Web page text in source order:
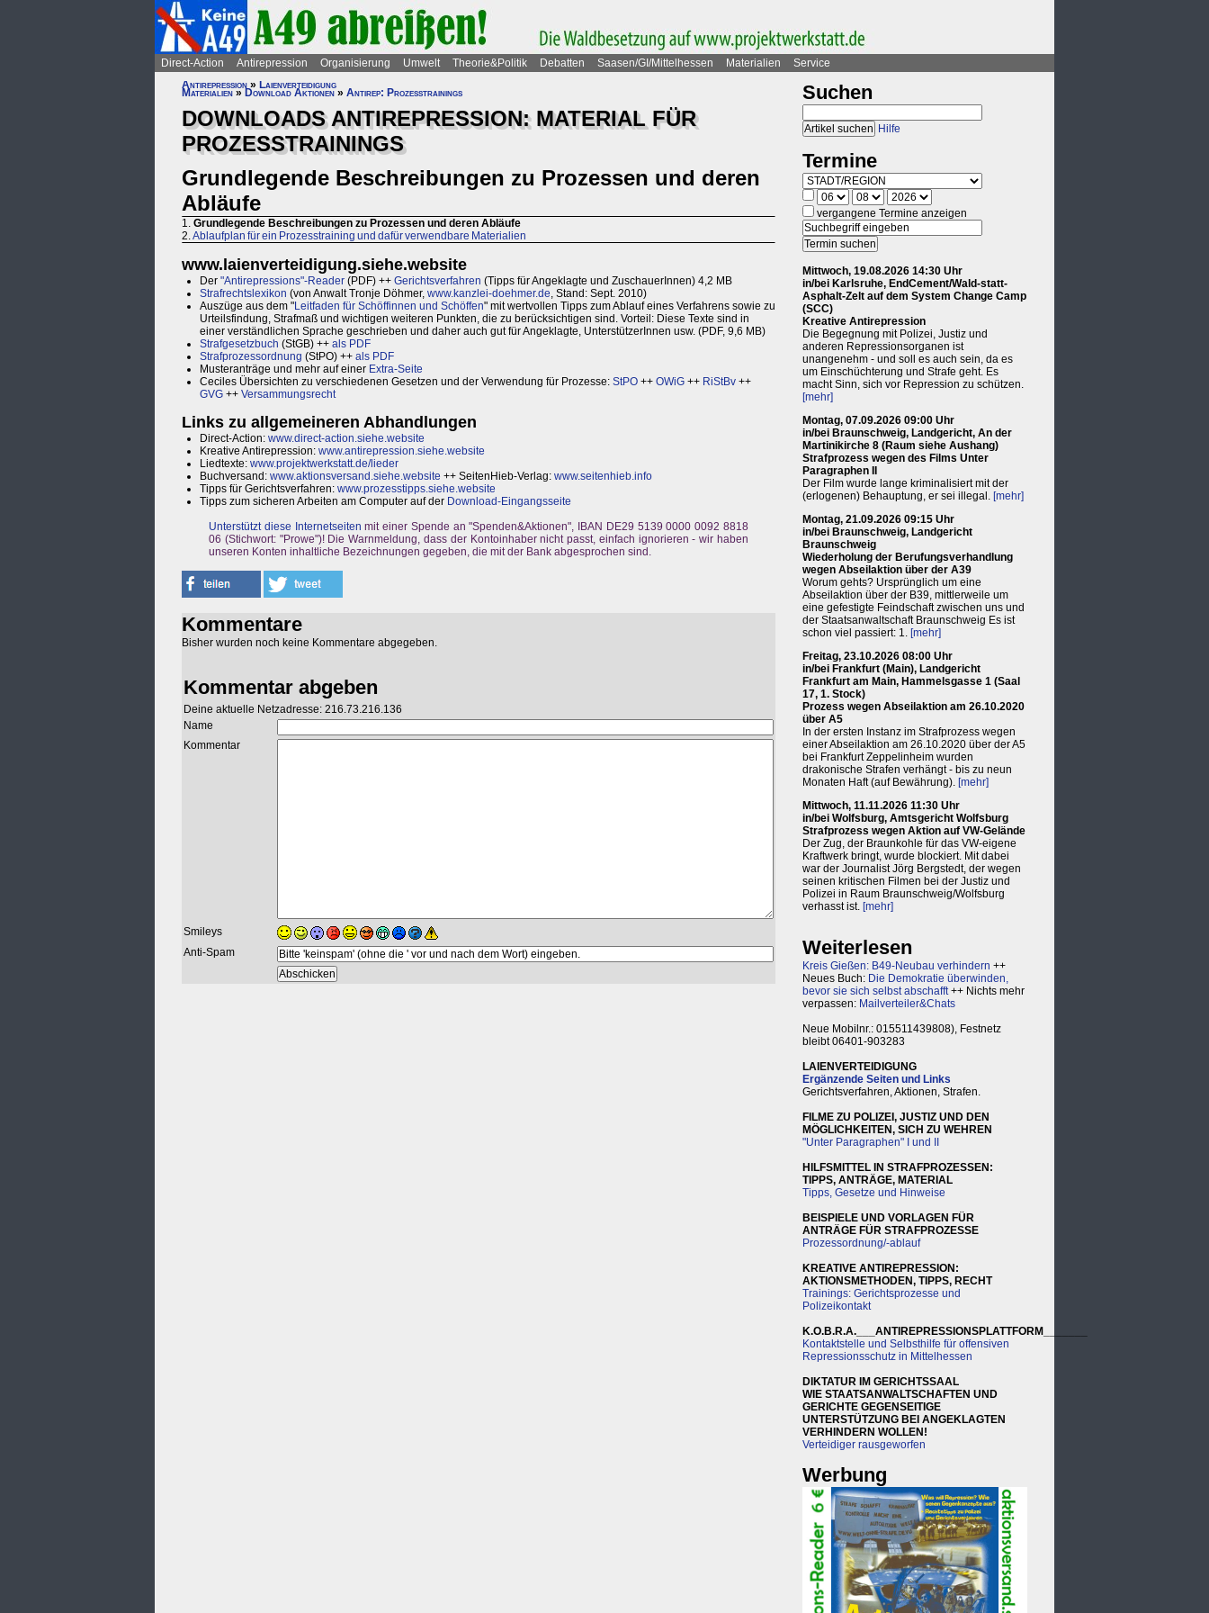
Direct-Action Antirepression Organisierung Umwelt Theorie&Politik Debatten Saasen/GI/Mittelhessen Materialien
Service
Antirepression » Laienverteidigung
Materialien » Download Aktionen » Antirep: Prozesstrainings
DOWNLOADS ANTIREPRESSION: MATERIAL FÜR
PROZESSTRAININGS
Grundlegende Beschreibungen zu Prozessen und deren
Abläufe
1. Grundlegende Beschreibungen zu Prozessen und deren Abläufe
2.Ablaufplan für ein Prozesstraining und dafür verwendbare Materialien
www.laienverteidigung.siehe.website
Der "Antirepressions"-Reader (PDF) ++ Gerichtsverfahren (Tipps für Angeklagte und ZuschauerInnen) 4,2 MB
Strafrechtslexikon (von Anwalt Tronje Döhmer, www.kanzlei-doehmer.de, Stand: Sept. 2010)
Auszüge aus dem "Leitfaden für Schöffinnen und Schöffen" mit wertvollen Tipps zum Ablauf eines Verfahrens sowie zu
Urteilsfindung, Strafmaß und wichtigen weiteren Punkten, die zu berücksichtigen sind. Vorteil: Diese Texte sind in
einer verständlichen Sprache geschrieben und daher auch gut für Angeklagte, UnterstützerInnen usw. (PDF, 9,6 MB)
Strafgesetzbuch (StGB) ++ als PDF
Strafprozessordnung (StPO) ++ als PDF
Musteranträge und mehr auf einer Extra-Seite
Ceciles Übersichten zu verschiedenen Gesetzen und der Verwendung für Prozesse: StPO ++ OWiG ++ RiStBv ++
GVG ++ Versammungsrecht
Links zu allgemeineren Abhandlungen
Direct-Action: www.direct-action.siehe.website
Kreative Antirepression: www.antirepression.siehe.website
Liedtexte: www.projektwerkstatt.de/lieder
Buchversand: www.aktionsversand.siehe.website ++ SeitenHieb-Verlag: www.seitenhieb.info
Tipps für Gerichtsverfahren: www.prozesstipps.siehe.website
Tipps zum sicheren Arbeiten am Computer auf der Download-Eingangsseite
Unterstützt diese Internetseiten mit einer Spende an "Spenden&Aktionen", IBAN DE29 5139 0000 0092 8818
06 (Stichwort: "Prowe")! Die Warnmeldung, dass der Kontoinhaber nicht passt, einfach ignorieren - wir haben
unseren Konten inhaltliche Bezeichnungen gegeben, die mit der Bank abgesprochen sind.
Kommentare
Bisher wurden noch keine Kommentare abgegeben.
Kommentar abgeben
Deine aktuelle Netzadresse: 216.73.216.136
Name
Kommentar
Smileys
Anti-Spam
Suchen
Hilfe
Termine
vergangene Termine anzeigen
Mittwoch, 19.08.2026 14:30 Uhr
in/bei Karlsruhe, EndCement/Wald-statt-
Asphalt-Zelt auf dem System Change Camp
(SCC)
Kreative Antirepression
Die Begegnung mit Polizei, Justiz und
anderen Repressionsorganen ist
unangenehm - und soll es auch sein, da es
um Einschüchterung und Strafe geht. Es
macht Sinn, sich vor Repression zu schützen.
[mehr]
Montag, 07.09.2026 09:00 Uhr
in/bei Braunschweig, Landgericht, An der
Martinikirche 8 (Raum siehe Aushang)
Strafprozess wegen des Films Unter
Paragraphen II
Der Film wurde lange kriminalisiert mit der
(erlogenen) Behauptung, er sei illegal. [mehr]
Montag, 21.09.2026 09:15 Uhr
in/bei Braunschweig, Landgericht
Braunschweig
Wiederholung der Berufungsverhandlung
wegen Abseilaktion über der A39
Worum gehts? Ursprünglich um eine
Abseilaktion über der B39, mittlerweile um
eine gefestigte Feindschaft zwischen uns und
der Staatsanwaltschaft Braunschweig Es ist
schon viel passiert: 1. [mehr]
Freitag, 23.10.2026 08:00 Uhr
in/bei Frankfurt (Main), Landgericht
Frankfurt am Main, Hammelsgasse 1 (Saal
17, 1. Stock)
Prozess wegen Abseilaktion am 26.10.2020
über A5
In der ersten Instanz im Strafprozess wegen
einer Abseilaktion am 26.10.2020 über der A5
bei Frankfurt Zeppelinheim wurden
drakonische Strafen verhängt - bis zu neun
Monaten Haft (auf Bewährung). [mehr]
Mittwoch, 11.11.2026 11:30 Uhr
in/bei Wolfsburg, Amtsgericht Wolfsburg
Strafprozess wegen Aktion auf VW-Gelände
Der Zug, der Braunkohle für das VW-eigene
Kraftwerk bringt, wurde blockiert. Mit dabei
war der Journalist Jörg Bergstedt, der wegen
seinen kritischen Filmen bei der Justiz und
Polizei in Raum Braunschweig/Wolfsburg
verhasst ist. [mehr]
Weiterlesen
Kreis Gießen: B49-Neubau verhindern ++
Neues Buch: Die Demokratie überwinden,
bevor sie sich selbst abschafft++ Nichts mehr
verpassen: Mailverteiler&Chats
Neue Mobilnr.: 015511439808), Festnetz
bleibt 06401-903283
LAIENVERTEIDIGUNG
Ergänzende Seiten und Links
Gerichtsverfahren, Aktionen, Strafen.
FILME ZU POLIZEI, JUSTIZ UND DEN
MÖGLICHKEITEN, SICH ZU WEHREN
"Unter Paragraphen" I und II
HILFSMITTEL IN STRAFPROZESSEN:
TIPPS, ANTRÄGE, MATERIAL
Tipps, Gesetze und Hinweise
BEISPIELE UND VORLAGEN FÜR
ANTRÄGE FÜR STRAFPROZESSE
Prozessordnung/-ablauf
KREATIVE ANTIREPRESSION:
AKTIONSMETHODEN, TIPPS, RECHT
Trainings: Gerichtsprozesse und
Polizeikontakt
K.O.B.R.A.___ANTIREPRESSIONSPLATTFORM_______
Kontaktstelle und Selbsthilfe für offensiven
Repressionsschutz in Mittelhessen
DIKTATUR IM GERICHTSSAAL
WIE STAATSANWALTSCHAFTEN UND
GERICHTE GEGENSEITIGE
UNTERSTÜTZUNG BEI ANGEKLAGTEN
VERHINDERN WOLLEN!
Verteidiger rausgeworfen
Werbung